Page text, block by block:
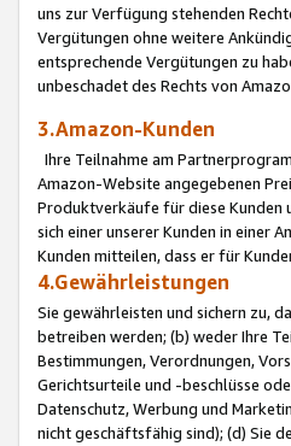
uns zur Verfügung stehenden
Vergütungen ohne weitere
entsprechende Vergütungen zu
unbeschadet des Rechts von
3.Amazon-Kunden
Ihre Teilnahme am
Amazon-Website angegebenen
Produktverkäufe für diese Kunden
sich einer unserer Kunden in einer
Kunden mitteilen, dass er für
4.Gewährleistungen
Sie gewährleisten und sichern zu,
betreiben werden; (b) weder Ihre
Bestimmungen, Verordnungen,
Gerichtsurteile und -beschlüsse
Datenschutz, Werbung und
nicht geschäftsfähig sind); (d) Sie